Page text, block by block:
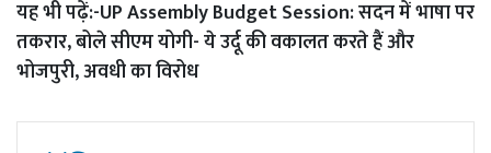
यह भी पढ़ें:-UP Assembly Budget Session: सदन में भाषा पर
तकरार, बोले सीएम योगी- ये उर्दू की वकालत करते हैं और
भोजपुरी, अवधी का विरोध